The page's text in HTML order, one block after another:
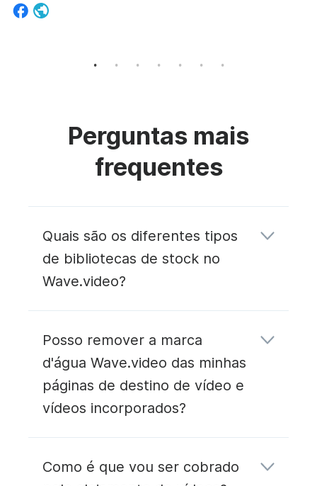
Perguntas mais
frequentes
Quais são os diferentes tipos
de bibliotecas de stock no
Wave.video?
acesso a mais de 2 milhões de imagens e
clips de vídeo. Os utilizadores que
subscreveram os nossos planos premium
têm acesso a um maior número de vídeos e
imagens, conforme indicado na nossa
tabela de preços acima. O número real pode
variar ao longo do tempo.
Posso remover a marca
d'água Wave.video das minhas
páginas de destino de vídeo e
vídeos incorporados?
Como é que vou ser cobrado